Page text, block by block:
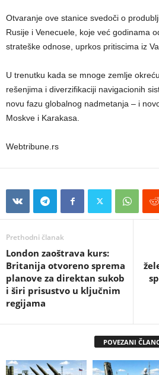
Otvaranje ove stanice svedoči o
Rusije i Venecuele, koje već godinama
strateške odnose, uprkos pritiscima iz
U trenutku kada se mnoge zemlje
rešenjima i diverzifikaciji navigacionih
novu fazu globalnog nadmetanja – i
Moskve i Karakasa.
Webtribune.rs
Prethodni članak
London zaoštrava kurs:
Britanija otvoreno sprema
planove za direktan sukob
i širi prisustvo u ključnim
regijama
POVEZANI